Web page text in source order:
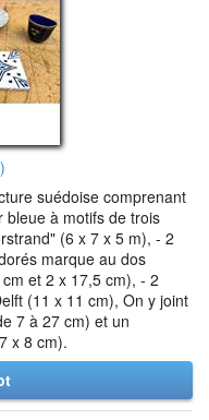
suédoise comprenant
à motifs de trois
(6 x 7 x 5 m), - 2
marque au dos
et 2 x 17,5 cm), - 2
(11 x 11 cm), On y joint
7 à 27 cm) et un
x 8 cm).